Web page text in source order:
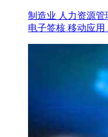
制造业 人力资源管
电子签核 移动应用